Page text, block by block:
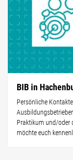
BIB in
Persönliche
Praktikum und/oder
möchte euch